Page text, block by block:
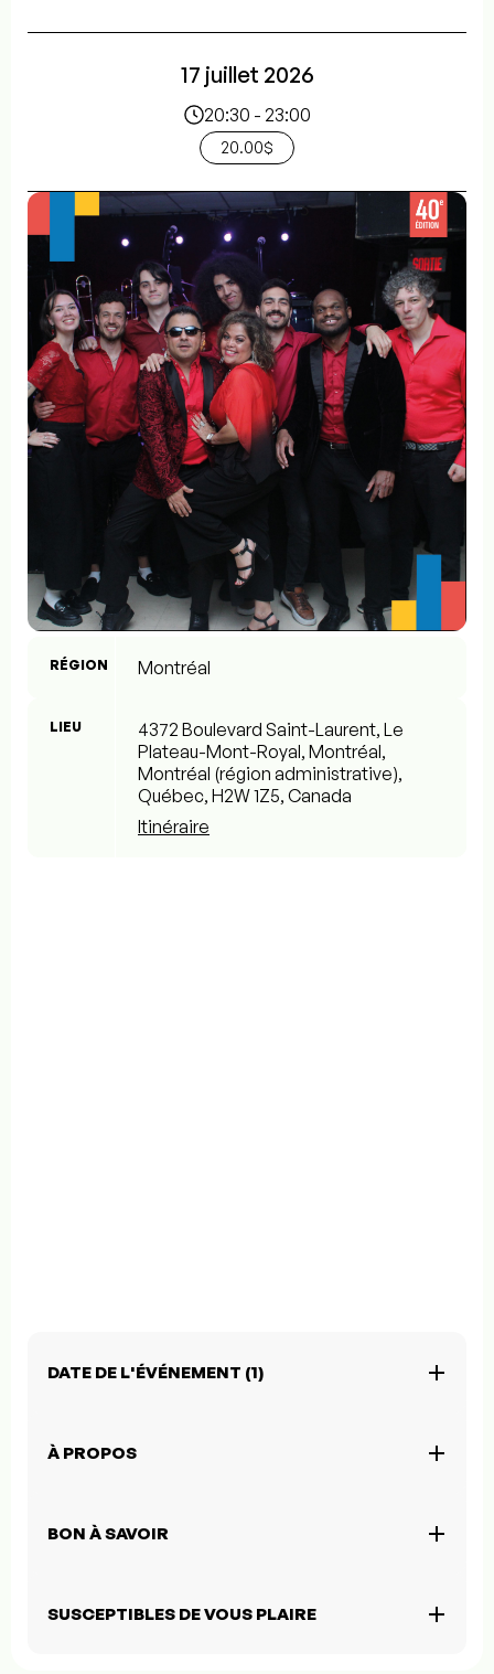
17 juillet 2026
20:30 - 23:00
20.00$
RÉGION Montréal
LIEU
4372 Boulevard Saint-Laurent, Le
Plateau-Mont-Royal, Montréal,
Montréal (région administrative),
Québec, H2W 1Z5, Canada
Itinéraire
DATE DE L'ÉVÉNEMENT (1)
À PROPOS
BON À SAVOIR
SUSCEPTIBLES DE VOUS PLAIRE